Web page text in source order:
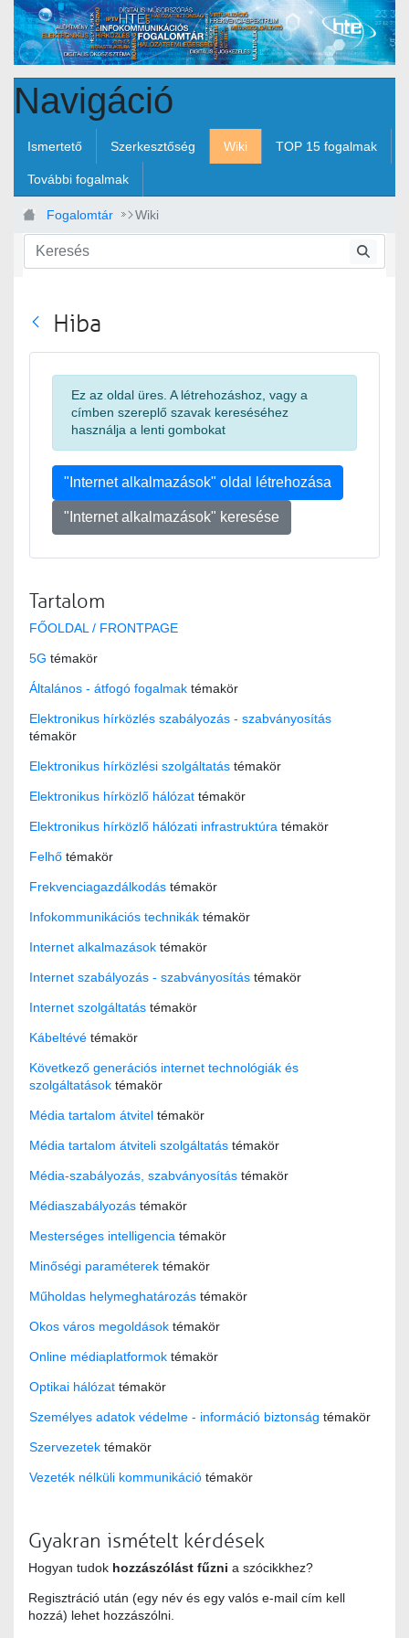
Ugrás a fő tartalomhoz
Navigáció
Ismertető Szerkesztőség Wiki TOP 15 fogalmak
További fogalmak
Fogalomtár Wiki
Hiba
Ez az oldal üres. A létrehozáshoz, vagy a
címben szereplő szavak kereséséhez
használja a lenti gombokat
"Internet alkalmazások" oldal létrehozása
"Internet alkalmazások" keresése
Tartalom
FŐOLDAL / FRONTPAGE
5G témakör
Általános - átfogó fogalmak témakör
Elektronikus hírközlés szabályozás - szabványosítás
témakör
Elektronikus hírközlési szolgáltatás témakör
Elektronikus hírközlő hálózat témakör
Elektronikus hírközlő hálózati infrastruktúra témakör
Felhő témakör
Frekvenciagazdálkodás témakör
Infokommunikációs technikák témakör
Internet alkalmazások témakör
Internet szabályozás - szabványosítás témakör
Internet szolgáltatás témakör
Kábeltévé témakör
Következő generációs internet technológiák és
szolgáltatások témakör
Média tartalom átvitel témakör
Média tartalom átviteli szolgáltatás témakör
Média-szabályozás, szabványosítás témakör
Médiaszabályozás témakör
Mesterséges intelligencia témakör
Minőségi paraméterek témakör
Műholdas helymeghatározás témakör
Okos város megoldások témakör
Online médiaplatformok témakör
Optikai hálózat témakör
Személyes adatok védelme - információ biztonság témakör
Szervezetek témakör
Vezeték nélküli kommunikáció témakör
Gyakran ismételt kérdések
Hogyan tudok hozzászólást fűzni a szócikkhez?
Regisztráció után (egy név és egy valós e-mail cím kell
hozzá) lehet hozzászólni.